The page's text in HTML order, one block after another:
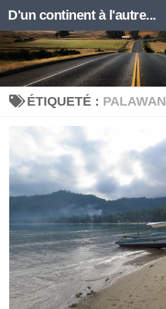
Skip to content
D'un continent à l'autre...
ÉTIQUETÉ : PALAWAN